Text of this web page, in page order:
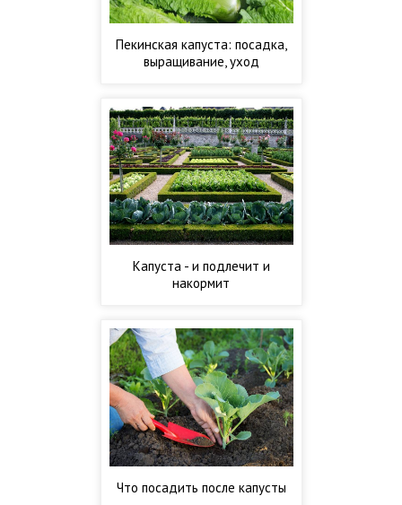
Пекинская капуста: посадка,
выращивание, уход
Капуста - и подлечит и
накормит
Что посадить после капусты